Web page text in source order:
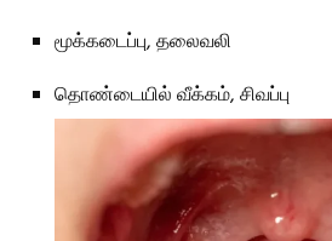
மூக்கடைப்பு, தலைவலி
தொண்டையில் வீக்கம், சிவப்பு